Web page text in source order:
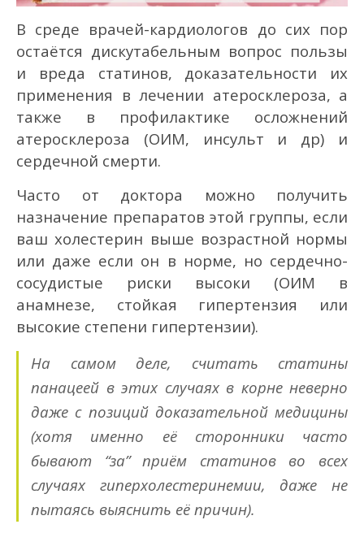
В среде врачей-кардиологов до сих пор
остаётся дискутабельным вопрос пользы
и вреда статинов, доказательности их
применения в лечении атеросклероза, а
также в профилактике осложнений
атеросклероза (ОИМ, инсульт и др) и
сердечной смерти.
Часто от доктора можно получить
назначение препаратов этой группы, если
ваш холестерин выше возрастной нормы
или даже если он в норме, но сердечно-
сосудистые риски высоки (ОИМ в
анамнезе, стойкая гипертензия или
высокие степени гипертензии).
На самом деле, считать статины
панацеей в этих случаях в корне неверно
даже с позиций доказательной медицины
(хотя именно её сторонники часто
бывают “за” приём статинов во всех
случаях гиперхолестеринемии, даже не
пытаясь выяснить её причин).